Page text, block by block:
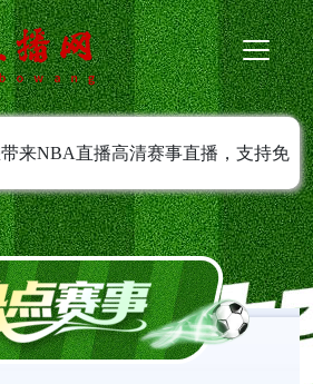
来NBA直播高清赛事直播，支持免
需安装任何插件，打开即可流畅观
提供清晰稳定、低延迟的直播体